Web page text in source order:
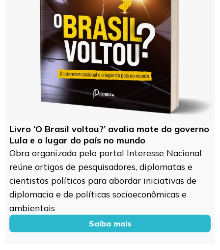
Livro ‘O Brasil voltou?’ avalia mote do governo
Lula e o lugar do país no mundo
Obra organizada pelo portal Interesse Nacional
reúne artigos de pesquisadores, diplomatas e
cientistas políticos para abordar iniciativas de
diplomacia e de políticas socioeconômicas e
ambientais
Saiba mais